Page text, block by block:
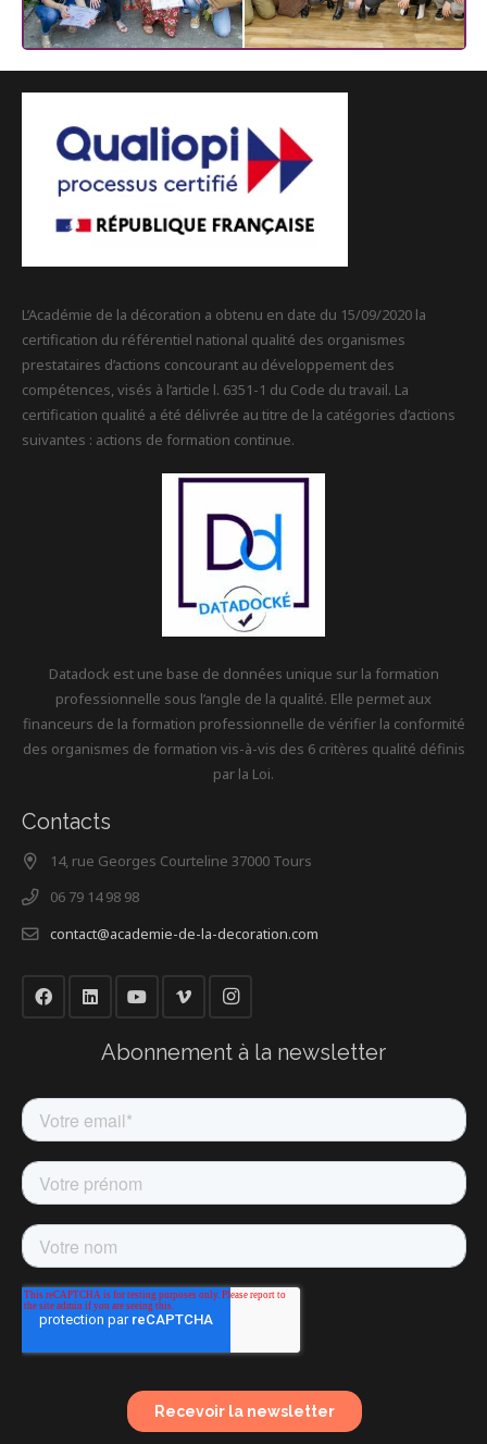
L’Académie de la décoration a obtenu en date du 15/09/2020 la
certification du référentiel national qualité des organismes
prestataires d’actions concourant au développement des
compétences, visés à l’article l. 6351-1 du Code du travail. La
certification qualité a été délivrée au titre de la catégories d’actions
suivantes : actions de formation continue.
Datadock est une base de données unique sur la formation
professionnelle sous l’angle de la qualité. Elle permet aux
financeurs de la formation professionnelle de vérifier la conformité
des organismes de formation vis-à-vis des 6 critères qualité définis
par la Loi.
Contacts
14, rue Georges Courteline 37000 Tours
06 79 14 98 98
contact@academie-de-la-decoration.com
Abonnement à la newsletter